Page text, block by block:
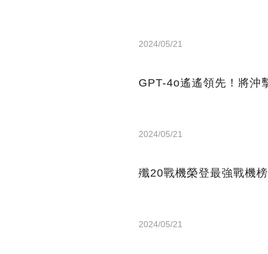
2024/05/21
GPT-4o遙遙領先！將沖
2024/05/21
殲20戰機榮登最強戰機
2024/05/21